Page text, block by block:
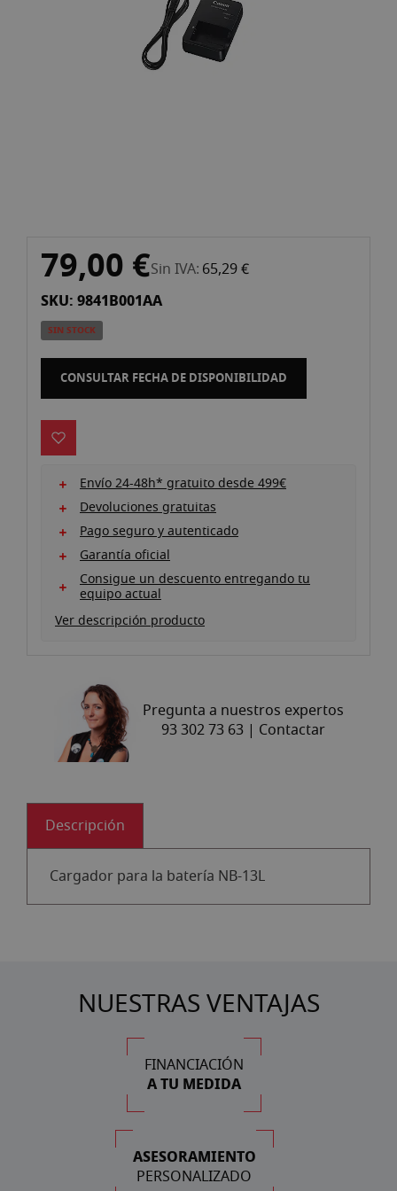
comienzo
de
galería
de
imágenes
79,00 €Sin IVA 65,29 €
SKU: 9841B001AA
SIN STOCK
CONSULTAR FECHA DE DISPONIBILIDAD
Envío 24-48h* gratuito desde 499€
Devoluciones gratuitas
Pago seguro y autenticado
Garantía oficial
Consigue un descuento entregando tu
equipo actual
Ver descripción producto
Pregunta a nuestros expertos
93 302 73 63 | Contactar
Descripción
Cargador para la batería NB-13L
NUESTRAS VENTAJAS
FINANCIACIÓN
A TU MEDIDA
ASESORAMIENTO
PERSONALIZADO